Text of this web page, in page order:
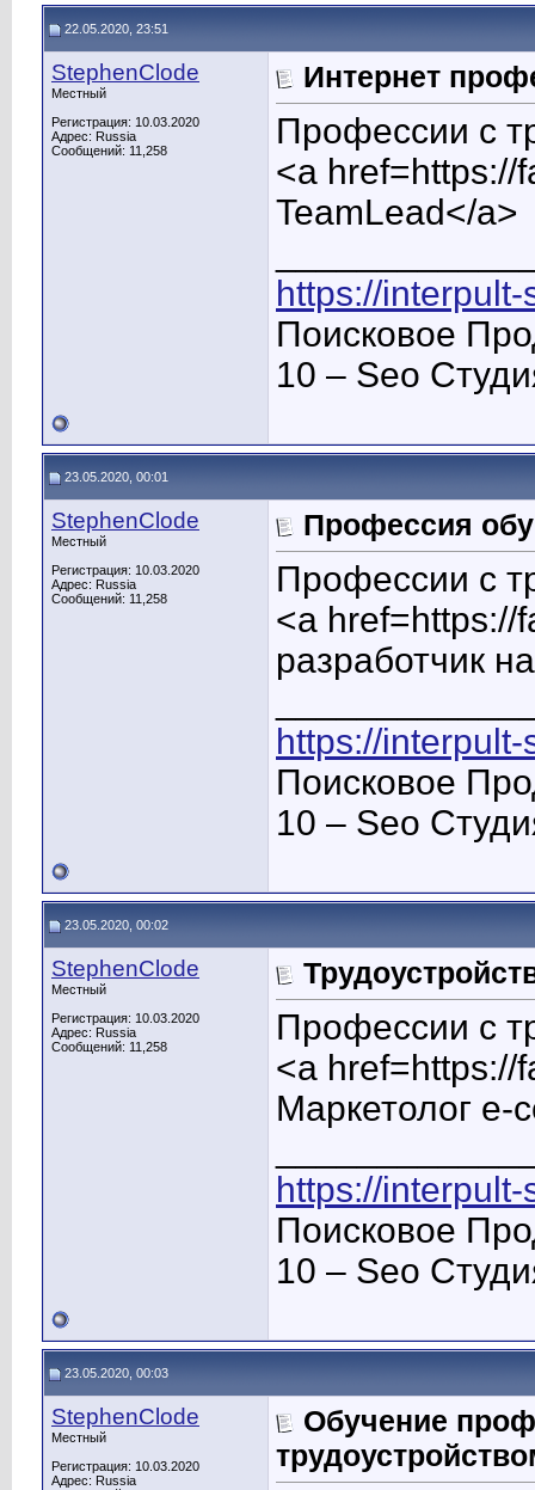
22.05.2020, 23:51
StephenClode
Местный
Регистрация: 10.03.2020
Адрес: Russia
Сообщений: 11,258
Интернет
Профессии с
<a
TeamLead</a>
https://
Поисковое
10 – Seo
23.05.2020, 00:01
StephenClode
Местный
Регистрация: 10.03.2020
Адрес: Russia
Сообщений: 11,258
Профессия
Профессии с
<a
разработчик
https://
Поисковое
10 – Seo
23.05.2020, 00:02
StephenClode
Местный
Регистрация: 10.03.2020
Адрес: Russia
Сообщений: 11,258
Профессии с
<a
Маркетолог e-
https://
Поисковое
10 – Seo
23.05.2020, 00:03
StephenClode
Местный
Регистрация: 10.03.2020
Адрес: Russia
Обучение